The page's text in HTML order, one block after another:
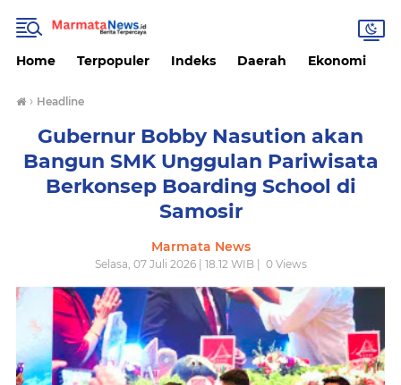
Home Terpopuler Indeks Daerah Ekonomi
› Headline
Gubernur Bobby Nasution akan
Bangun SMK Unggulan Pariwisata
Berkonsep Boarding School di
Samosir
Marmata News
Selasa, 07 Juli 2026 | 18.12 WIB | 0Views